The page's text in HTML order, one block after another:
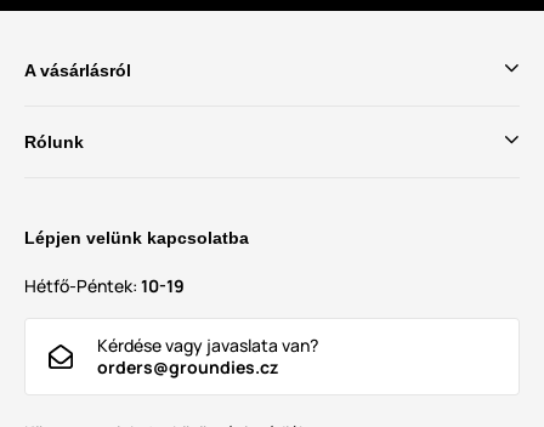
A vásárlásról
Rólunk
Lépjen velünk kapcsolatba
Hétfő-Péntek: 10-19
Kérdése vagy javaslata van?
orders@groundies.cz